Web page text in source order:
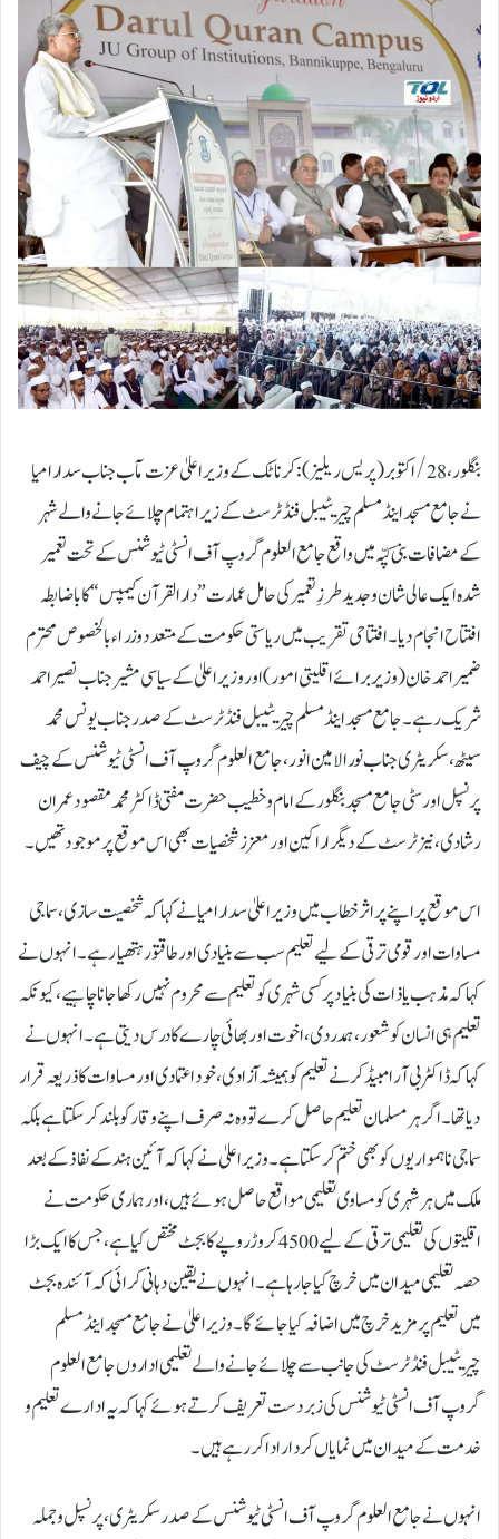
بنگلور، 28/ اکتوبر (پریس ریلیز): کرناٹک کے وزیر اعلیٰ عزت مآب جناب سدارامیا
نے جامع مسجد اینڈ مسلم چیریٹیبل فنڈ ٹرسٹ کے زیر اہتمام چلائے جانے والے شہر
کے مضافات بنی کپّہ میں واقع جامع العلوم گروپ آف انسٹی ٹیوشنس کے تحت تعمیر
شدہ ایک عالی شان و جدید طرزِ تعمیر کی حامل عمارت ”دارالقرآن کیمپس“ کا باضابطہ
افتتاح انجام دیا۔افتتاحی تقریب میں ریاستی حکومت کے متعدد وزراء بالخصوص محترم
ضمیر احمد خان (وزیر برائے اقلیتی امور) اور وزیر اعلیٰ کے سیاسی مشیر جناب نصیر احمد
شریک رہے۔ جامع مسجد اینڈ مسلم چیریٹیبل فنڈ ٹرسٹ کے صدر جناب یونس محمد
سیٹھ، سکریٹری جناب نورالامین انور، جامع العلوم گروپ آف انسٹی ٹیوشنس کے چیف
پرنسپل اور سٹی جامع مسجد بنگلور کے امام و خطیب حضرت مفتی ڈاکٹر محمد مقصود عمران
رشادی، نیز ٹرسٹ کے دیگر اراکین اور معزز شخصیات بھی اس موقع پر موجود تھیں۔
اس موقع پر اپنے پراثر خطاب میں وزیر اعلیٰ سدارامیا نے کہا کہ شخصیت سازی، سماجی
مساوات اور قومی ترقی کے لیے تعلیم سب سے بنیادی اور طاقتور ہتھیار ہے۔ انہوں نے
کہا کہ مذہب یا ذات کی بنیاد پر کسی شہری کو تعلیم سے محروم نہیں رکھا جانا چاہیے، کیونکہ
تعلیم ہی انسان کو شعور، ہمدردی، اخوت اور بھائی چارے کا درس دیتی ہے۔ انہوں نے
کہا کہ ڈاکٹر بی آر امبیڈکر نے تعلیم کو ہمیشہ آزادی، خود اعتمادی اور مساوات کا ذریعہ قرار
دیا تھا۔ اگر ہر مسلمان تعلیم حاصل کرے تو وہ نہ صرف اپنے وقار کو بلند کرسکتا ہے بلکہ
سماجی ناہمواریوں کو بھی ختم کرسکتا ہے۔ وزیر اعلیٰ نے کہا کہ آئین ہند کے نفاذ کے بعد
ملک میں ہر شہری کو مساوی تعلیمی مواقع حاصل ہوئے ہیں، اور ہماری حکومت نے
اقلیتوں کی تعلیمی ترقی کے لیے 4500 کروڑ روپے کا بجٹ مختص کیا ہے، جس کا ایک بڑا
حصہ تعلیمی میدان میں خرچ کیا جا رہا ہے۔ انہوں نے یقین دہانی کرائی کہ آئندہ بجٹ
میں تعلیم پر مزید خرچ میں اضافہ کیا جائے گا۔وزیر اعلیٰ نے جامع مسجد اینڈ مسلم
چیریٹیبل فنڈ ٹرسٹ کی جانب سے چلائے جانے والے تعلیمی اداروں جامع العلوم
گروپ آف انسٹی ٹیوشنس کی زبردست تعریف کرتے ہوئے کہا کہ یہ ادارے تعلیم و
خدمت کے میدان میں نمایاں کردار ادا کر رہے ہیں۔
انہوں نے جامع العلوم گروپ آف انسٹی ٹیوشنس کے صدر سکریٹری، پرنسپل و جملہ